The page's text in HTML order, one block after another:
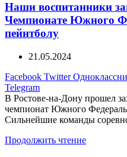
Наши воспитанники
Чемпионате Южного
пейнтболу
21.05.2024
Facebook Twitter
Telegram
В Ростове-на-Дону прошел
чемпионат Южного
Сильнейшие команды
Продолжить чтение